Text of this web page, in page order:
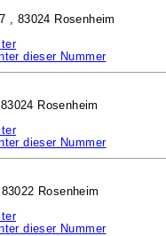
, 83024 Rosenheim
dieser Nummer
83024 Rosenheim
dieser Nummer
83022 Rosenheim
dieser Nummer